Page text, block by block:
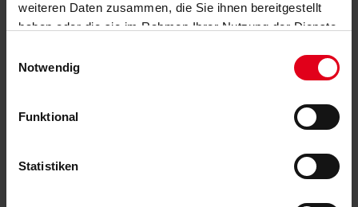
weiteren Daten zusammen, die Sie ihnen bereitgestellt
haben oder die sie im Rahmen Ihrer Nutzung der Dienste
Notwendig
Funktional
Statistiken